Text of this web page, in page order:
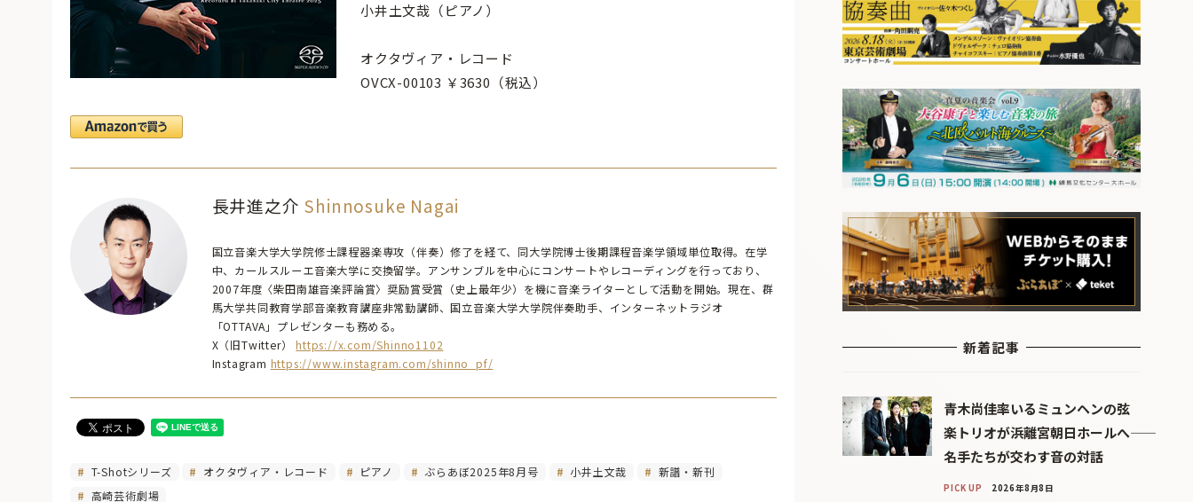
小井土文哉（ピアノ）
オクタヴィア・レコード
OVCX-00103 ￥3630（税込）
長井進之介 Shinnosuke Nagai
国立音楽大学大学院修士課程器楽専攻（伴奏）修了を経て、同大学院博士後期課程音楽学領域単位取得。在学
中、カールスルーエ音楽大学に交換留学。アンサンブルを中心にコンサートやレコーディングを行っており、
2007年度〈柴田南雄音楽評論賞〉奨励賞受賞（史上最年少）を機に音楽ライターとして活動を開始。現在、群
馬大学共同教育学部音楽教育講座非常勤講師、国立音楽大学大学院伴奏助手、インターネットラジオ
「OTTAVA」プレゼンターも務める。
X（旧Twitter）https://x.com/Shinno1102
Instagram https://www.instagram.com/shinno_pf/
T-Shotシリーズ オクタヴィア・レコード ピアノ ぶらあぼ2025年8月号 小井土文哉
新譜・新刊
高崎芸術劇場
新着記事
青木尚佳率いるミュンヘンの弦
楽トリオが浜離宮朝日ホールへ――
名手たちが交わす音の対話
PICK UP 2026年8月8日